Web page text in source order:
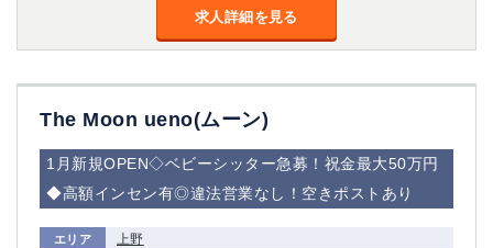
求人詳細を見る
The Moon ueno(ムーン)
1月新規OPEN◇ベビーシッター急募！祝金最大50万円
◆高額インセン有◎違法営業なし！空きポストあり
エリア 上野